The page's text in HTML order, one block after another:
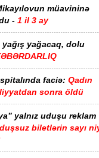
müavininə
- 1 il 3 ay
yağış yağacaq, dolu
faciə: Qadın
sonra öldü
yalnız uduşu reklam
biletlərin sayı